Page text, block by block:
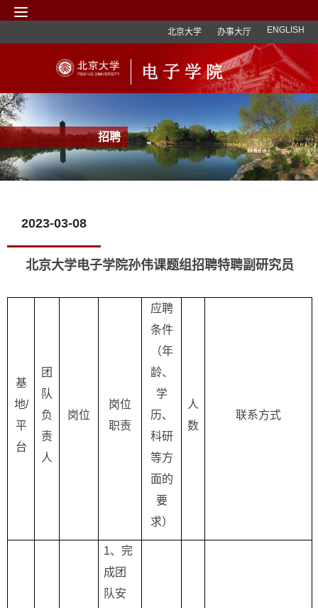
北京大学 办事大厅 ENGLISH
招聘
2023-03-08
北京大学电子学院孙伟课题组招聘特聘副研究员
基
地/
平
台
团
队
负
责
人
岗位
岗位
职责
应聘
条件
（年
龄、
学
历、
科研
等方
面的
要
求）
人
数
联系方式
1、完
成团
队安